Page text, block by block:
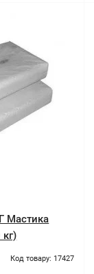
Мастика
кг)
Код товару: 17427